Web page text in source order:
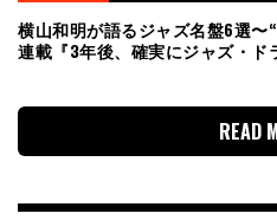
横山和明が語るジャズ名盤6選〜
連載『3年後、確実にジャズ・ド
READ